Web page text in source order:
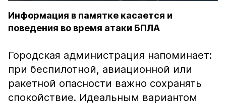
Информация в памятке касается и
поведения во время атаки БПЛА
Городская администрация напоминает:
при беспилотной, авиационной или
ракетной опасности важно сохранять
спокойствие. Идеальным вариантом